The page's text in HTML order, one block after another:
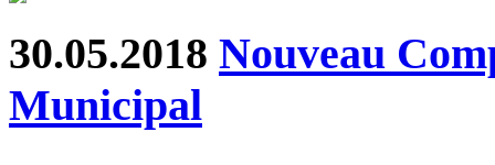
30.05.2018 Nouveau
Municipal